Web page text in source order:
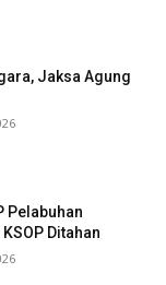
Jaksa Agung
Pelabuhan
Ditahan